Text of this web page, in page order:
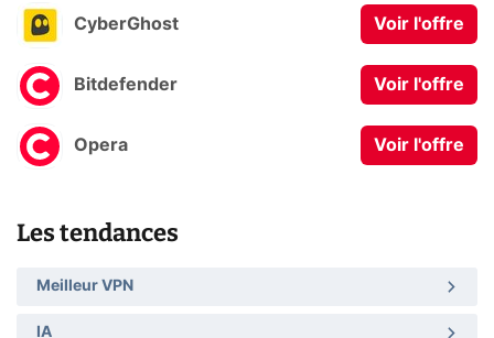
CyberGhost Voir l'offre
Bitdefender Voir l'offre
Opera Voir l'offre
Les tendances
Meilleur VPN
IA